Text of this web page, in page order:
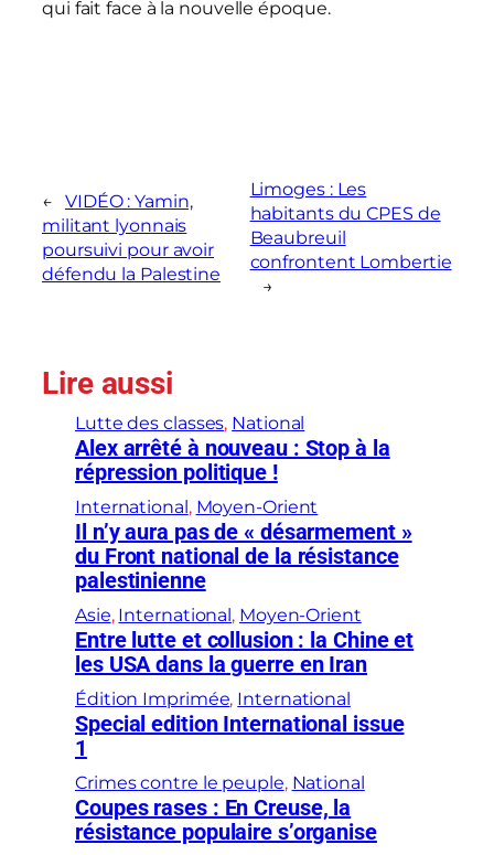
qui fait face à la nouvelle époque.
←
VIDÉO : Yamin,
militant lyonnais
poursuivi pour avoir
défendu la Palestine
Limoges : Les
habitants du CPES de
Beaubreuil
confrontent Lombertie
→
Lire aussi
Lutte des classes, National
Alex arrêté à nouveau : Stop à la
répression politique !
International , Moyen-Orient
Il n’y aura pas de « désarmement »
du Front national de la résistance
palestinienne
Asie, International , Moyen-Orient
Entre lutte et collusion : la Chine et
les USA dans la guerre en Iran
Édition Imprimée, International
Special edition International issue
1
Crimes contre le peuple, National
Coupes rases : En Creuse, la
résistance populaire s’organise